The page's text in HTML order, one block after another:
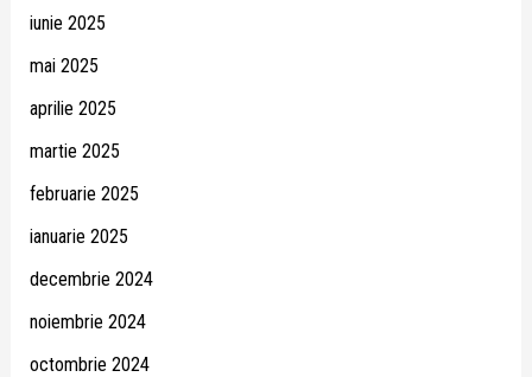
iunie 2025
mai 2025
aprilie 2025
martie 2025
februarie 2025
ianuarie 2025
decembrie 2024
noiembrie 2024
octombrie 2024